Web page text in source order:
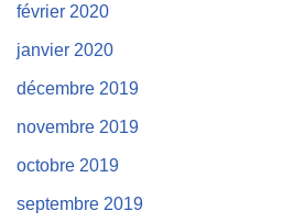
février 2020
janvier 2020
décembre 2019
novembre 2019
octobre 2019
septembre 2019